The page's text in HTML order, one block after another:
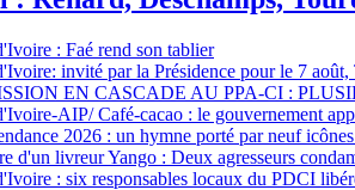
: Faé rend son tablier
invité par la Présidence pour le 7
EN CASCADE AU PPA-CI :
AIP/ Café-cacao : le gouvernement
2026 : un hymne porté par neuf
d'un livreur Yango : Deux agresseurs
: six responsables locaux du PDCI